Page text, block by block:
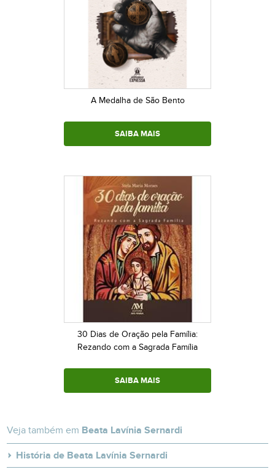
A Medalha de São Bento
SAIBA MAIS
30 Dias de Oração pela Família:
Rezando com a Sagrada Família
SAIBA MAIS
Veja também em Beata Lavínia Sernardi
História de Beata Lavínia Sernardi